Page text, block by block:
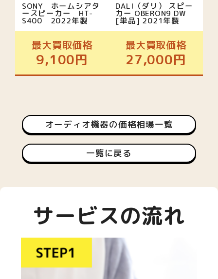
SONY ホームシアタ
ースピーカー HT-
S400 2022年製
最大買取価格
9,100円
DALI（ダリ） スピー
カー OBERON9 DW
[単品] 2021年製
最大買取価格
27,000円
オーディオ機器の価格相場一覧
一覧に戻る
サービスの流れ